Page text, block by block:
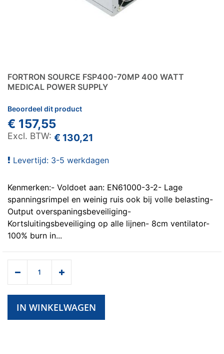
FORTRON SOURCE FSP400-70MP 400 WATT
MEDICAL POWER SUPPLY
Beoordeel dit product
€ 157,55
€ 130,21
Levertijd: 3-5 werkdagen
Kenmerken:- Voldoet aan: EN61000-3-2- Lage
spanningsrimpel en weinig ruis ook bij volle belasting-
Output overspaningsbeveiliging-
Kortsluitingsbeveiliging op alle lijnen- 8cm ventilator-
100% burn in...
IN WINKELWAGEN